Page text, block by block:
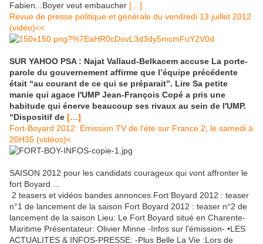
Fabien...Boyer veut embaucher […]
Revue de presse politique et générale du vendredi 13 juillet 2012
(vidéo)<<
SUR YAHOO PSA : Najat Vallaud-Belkacem accuse La porte-
parole du gouvernement affirme que l’équipe précédente
était “au courant de ce qui se préparait”. Lire Sa petite
manie qui agace l'UMP Jean-François Copé a pris une
habitude qui énerve beaucoup ses rivaux au sein de l'UMP.
“Dispositif de […]
Fort-Boyard 2012: Emission TV de l'été sur France 2, le samedi à
20H35 (vidéos)<
SAISON 2012 pour les candidats courageux qui vont affronter le
fort Boyard ...
2 teasers et vidéos bandes annonces Fort Boyard 2012 : teaser
n°1 de lancement de la saison Fort Boyard 2012 : teaser n°2 de
lancement de la saison Lieu: Le Fort Boyard situé en Charente-
Maritime Présentateur: Olivier Minne -Infos sur l'émission- •LES
ACTUALITES & INFOS-PRESSE: -Plus Belle La Vie :Lors de